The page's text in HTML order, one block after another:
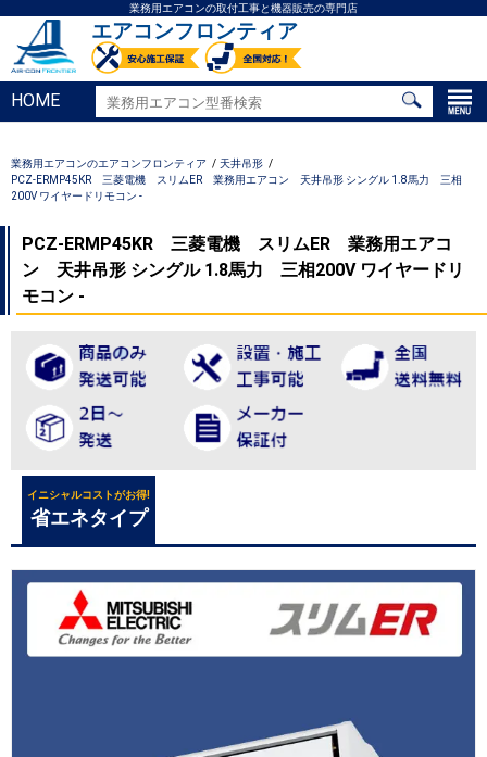
業務用エアコンの取付工事と機器販売の専門店
エアコンフロンティア
HOME
業務用エアコンのエアコンフロンティア
天井吊形
PCZ-ERMP45KR 三菱電機 スリムER 業務用エアコン 天井吊形 シングル 1.8馬力 三相
200V ワイヤードリモコン -
PCZ-ERMP45KR 三菱電機 スリムER 業務用エアコ
ン 天井吊形 シングル 1.8馬力 三相200V ワイヤードリ
モコン -
イニシャルコストがお得!
省エネタイプ